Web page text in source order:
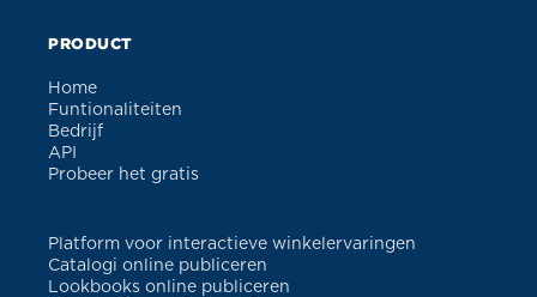
PRODUCT
Home
Funtionaliteiten
Bedrijf
API
Probeer het gratis
Platform voor interactieve winkelervaringen
Catalogi online publiceren
Lookbooks online publiceren